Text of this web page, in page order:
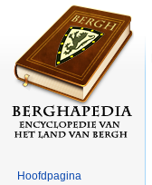
Hoofdpagina